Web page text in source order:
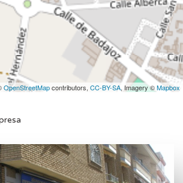
OpenStreetMapcontributors, CC-BY-SA, Imagery ©Mapbox